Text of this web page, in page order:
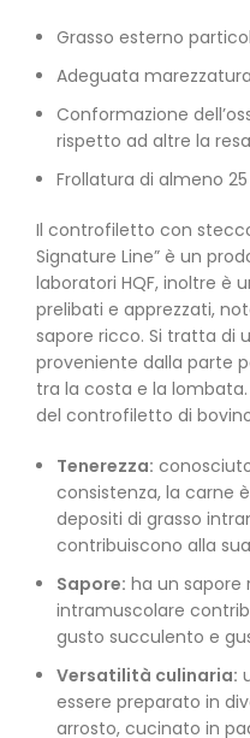
Grasso esterno
Adeguata
Conformazione
rispetto ad altre la
Frollatura di almeno
Il controfiletto con
Signature Line” è un
laboratori HQF, inoltre è
prelibati e apprezzati,
sapore ricco. Si tratta di
proveniente dalla parte
tra la costa e la
del controfiletto di
Tenerezza:
consistenza, la carne
depositi di grasso
contribuiscono alla
Sapore: ha un sapore
intramuscolare
gusto succulento e
Versatilità culinaria:
essere preparato in
arrosto, cucinato in